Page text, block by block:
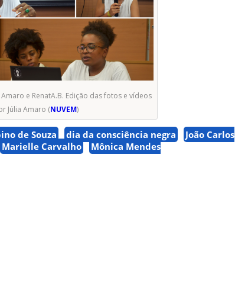
e RenatA.B. Edição das fotos e vídeos
Júlia Amaro (NUVEM)
de Souza dia da consciência negra
João Carlos
Marielle Carvalho
Mônica Mendes